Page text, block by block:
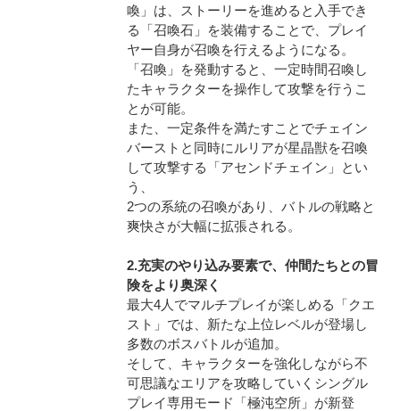
喚」は、ストーリーを進めると入手でき
る「召喚石」を装備することで、プレイ
ヤー自身が召喚を行えるようになる。
「召喚」を発動すると、一定時間召喚し
たキャラクターを操作して攻撃を行うこ
とが可能。
また、一定条件を満たすことでチェイン
バーストと同時にルリアが星晶獣を召喚
して攻撃する「アセンドチェイン」とい
う、
2つの系統の召喚があり、バトルの戦略と
爽快さが大幅に拡張される。
2.充実のやり込み要素で、仲間たちとの冒
険をより奥深く
最大4人でマルチプレイが楽しめる「クエ
スト」では、新たな上位レベルが登場し
多数のボスバトルが追加。
そして、キャラクターを強化しながら不
可思議なエリアを攻略していくシングル
プレイ専用モード「極沌空所」が新登